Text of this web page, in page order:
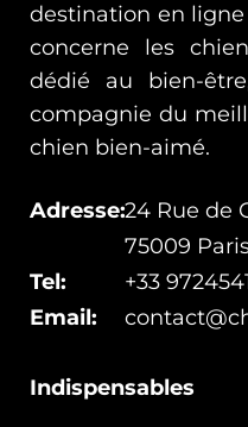
Indispensables
destination en
concerne les
dédié au bien-
compagnie du
chien bien-aimé.
Adresse:24 Rue de
75009
Tel:
+33
Email: